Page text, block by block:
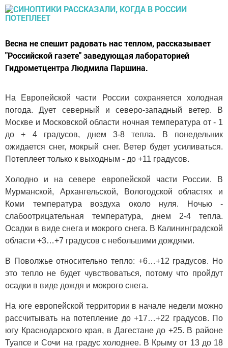
Весна не спешит радовать нас теплом, рассказывает
"Российской газете" заведующая лабораторией
Гидрометцентра Людмила Паршина.
На Европейской части России сохраняется холодная
погода. Дует северный и северо-западный ветер. В
Москве и Московской области ночная температура от - 1
до + 4 градусов, днем 3-8 тепла. В понедельник
ожидается снег, мокрый снег. Ветер будет усиливаться.
Потеплеет только к выходным - до +11 градусов.
Холодно и на севере европейской части России. В
Мурманской, Архангельской, Вологодской областях и
Коми температура воздуха около нуля. Ночью -
слабоотрицательная температура, днем 2-4 тепла.
Осадки в виде снега и мокрого снега. В Калининградской
области +3…+7 градусов с небольшими дождями.
В Поволжье относительно тепло: +6…+12 градусов. Но
это тепло не будет чувствоваться, потому что пройдут
осадки в виде дождя и мокрого снега.
На юге европейской территории в начале недели можно
рассчитывать на потепление до +17…+22 градусов. По
югу Краснодарского края, в Дагестане до +25. В районе
Туапсе и Сочи на градус холоднее. В Крыму от 13 до 18